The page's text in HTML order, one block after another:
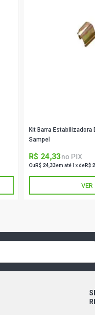
Kit Barra
Sampel
R$ 24,33no PIX
Ou R$ 24,33em até 1x deR$
VER